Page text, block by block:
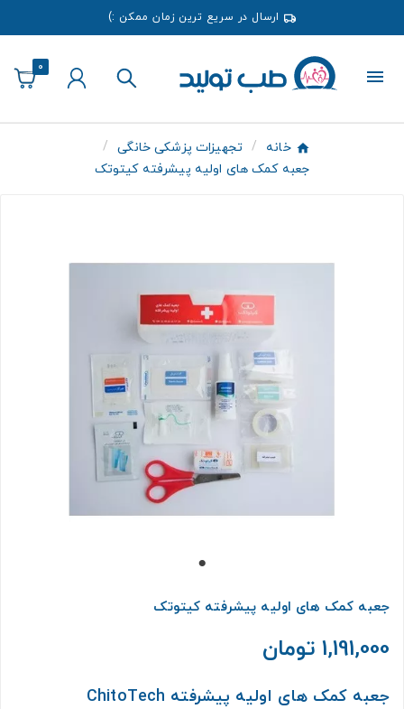
ارسال در سریع ترین زمان ممکن :)
0
خانه
تجهیزات پزشکی خانگی
جعبه کمک های اولیه پیشرفته کیتوتک
جعبه کمک های اولیه پیشرفته کیتوتک
1,191,000 تومان
جعبه کمک های اولیه پیشرفته ChitoTech